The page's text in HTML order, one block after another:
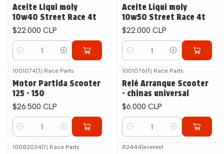
Aceite Liqui moly
10w40 Street Race 4t
$22.000 CLP
Cantidad
Aceite Liqui moly
10w50 Street Race 4t
$22.000 CLP
Cantidad
1001074| Tj Race Parts
Motor Partida Scooter
125 - 150
$26.500 CLP
Cantidad
1001076 Tj Race Parts
Relé Arranque Scooter
- chinas universal
$6.000 CLP
Cantidad
10082034| Tj Race Parts 82444 everest